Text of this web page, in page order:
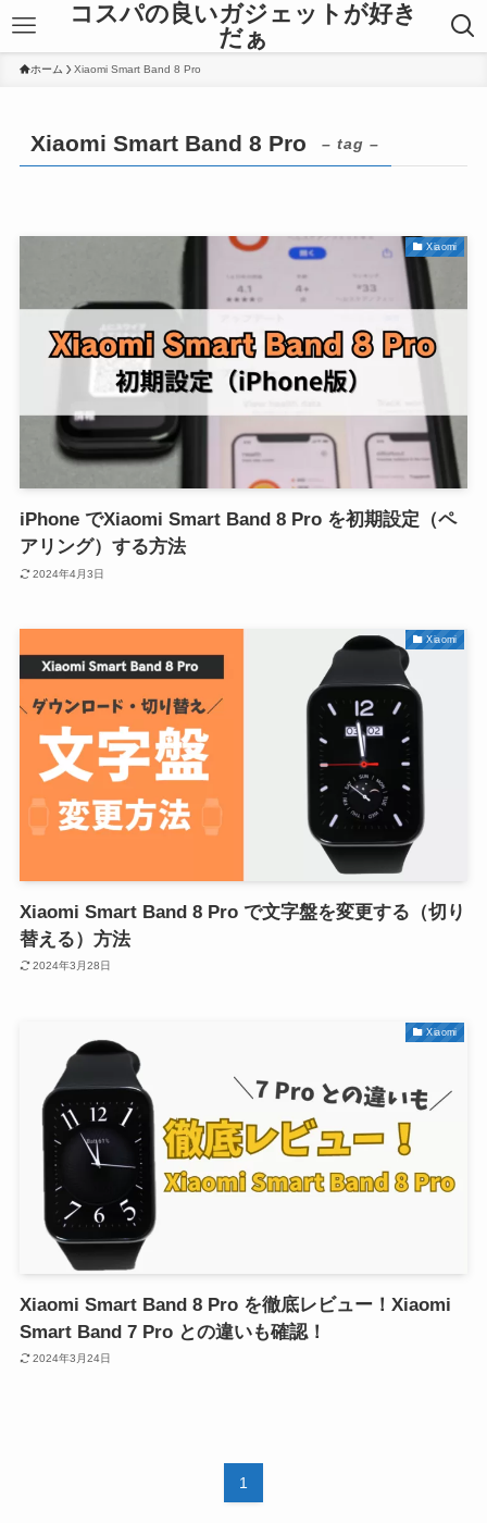
コスパの良いガジェットが好き
だぁ
ホーム Xiaomi Smart Band 8 Pro
Xiaomi Smart Band 8 Pro – tag –
Xiaomi
iPhone でXiaomi Smart Band 8 Pro を初期設定（ペ
アリング）する方法
2024年4月3日
Xiaomi
Xiaomi Smart Band 8 Pro で文字盤を変更する（切り
替える）方法
2024年3月28日
Xiaomi
Xiaomi Smart Band 8 Pro を徹底レビュー！Xiaomi
Smart Band 7 Pro との違いも確認！
2024年3月24日
1